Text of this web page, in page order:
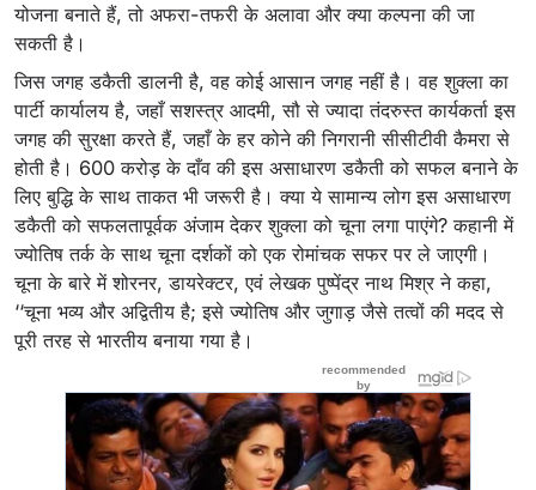
योजना बनाते हैं, तो अफरा-तफरी के अलावा और क्या कल्पना की जा
सकती है।
जिस जगह डकैती डालनी है, वह कोई आसान जगह नहीं है। वह शुक्ला का
पार्टी कार्यालय है, जहाँ सशस्त्र आदमी, सौ से ज्यादा तंदरुस्त कार्यकर्ता इस
जगह की सुरक्षा करते हैं, जहाँ के हर कोने की निगरानी सीसीटीवी कैमरा से
होती है। 600 करोड़ के दाँव की इस असाधारण डकैती को सफल बनाने के
लिए बुद्धि के साथ ताकत भी जरूरी है। क्या ये सामान्य लोग इस असाधारण
डकैती को सफलतापूर्वक अंजाम देकर शुक्ला को चूना लगा पाएंगे? कहानी में
ज्योतिष तर्क के साथ चूना दर्शकों को एक रोमांचक सफर पर ले जाएगी।
चूना के बारे में शोरनर, डायरेक्टर, एवं लेखक पुष्पेंद्र नाथ मिश्र ने कहा,
‘‘चूना भव्य और अद्वितीय है; इसे ज्योतिष और जुगाड़ जैसे तत्वों की मदद से
पूरी तरह से भारतीय बनाया गया है।